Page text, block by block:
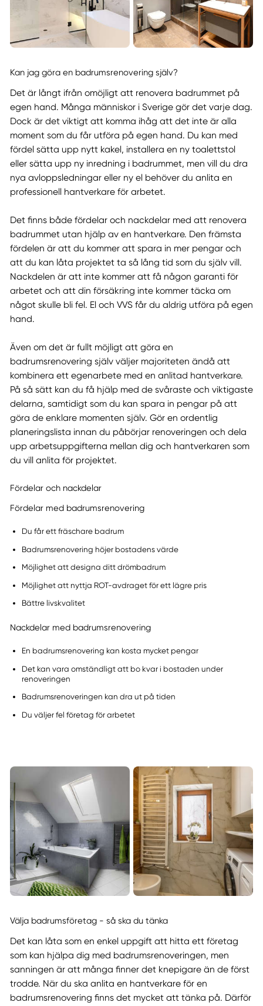
Kan jag göra en badrumsrenovering själv?
Det är långt ifrån omöjligt att renovera badrummet på
egen hand. Många människor i Sverige gör det varje dag.
Dock är det viktigt att komma ihåg att det inte är alla
moment som du får utföra på egen hand. Du kan med
fördel sätta upp nytt kakel, installera en ny toalettstol
eller sätta upp ny inredning i badrummet, men vill du dra
nya avloppsledningar eller ny el behöver du anlita en
professionell hantverkare för arbetet.
Det finns både fördelar och nackdelar med att renovera
badrummet utan hjälp av en hantverkare. Den främsta
fördelen är att du kommer att spara in mer pengar och
att du kan låta projektet ta så lång tid som du själv vill.
Nackdelen är att inte kommer att få någon garanti för
arbetet och att din försäkring inte kommer täcka om
något skulle bli fel. El och VVS får du aldrig utföra på egen
hand.
Även om det är fullt möjligt att göra en
badrumsrenovering själv väljer majoriteten ändå att
kombinera ett egenarbete med en anlitad hantverkare.
På så sätt kan du få hjälp med de svåraste och viktigaste
delarna, samtidigt som du kan spara in pengar på att
göra de enklare momenten själv. Gör en ordentlig
planeringslista innan du påbörjar renoveringen och dela
upp arbetsuppgifterna mellan dig och hantverkaren som
du vill anlita för projektet.
Fördelar och nackdelar
Fördelar med badrumsrenovering
Du får ett fräschare badrum
Badrumsrenovering höjer bostadens värde
Möjlighet att designa ditt drömbadrum
Möjlighet att nyttja ROT-avdraget för ett lägre pris
Bättre livskvalitet
Nackdelar med badrumsrenovering
En badrumsrenovering kan kosta mycket pengar
Det kan vara omständligt att bo kvar i bostaden under
renoveringen
Badrumsrenoveringen kan dra ut på tiden
Du väljer fel företag för arbetet
Välja badrumsföretag - så ska du tänka
Det kan låta som en enkel uppgift att hitta ett företag
som kan hjälpa dig med badrumsrenoveringen, men
sanningen är att många finner det knepigare än de först
trodde. När du ska anlita en hantverkare för en
badrumsrenovering finns det mycket att tänka på. Därför